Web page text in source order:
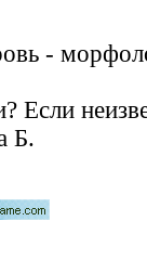
-
Если
Б.